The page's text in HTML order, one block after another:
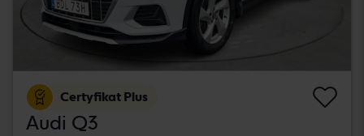
Certyfikat Plus
Audi Q3